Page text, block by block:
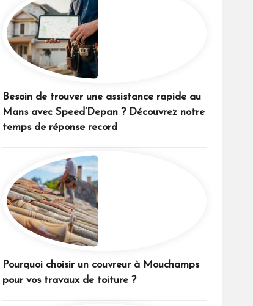
Besoin de trouver une assistance rapide au
Mans avec Speed’Depan ? Découvrez notre
temps de réponse record
Pourquoi choisir un couvreur à Mouchamps
pour vos travaux de toiture ?